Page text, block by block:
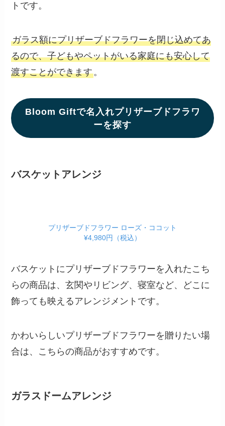
トです。
ガラス額にプリザーブドフラワーを閉じ込めてあ
るので、子どもやペットがいる家庭にも安心して
渡すことができます。
Bloom Giftで名入れプリザーブドフラワ
ーを探す
バスケットアレンジ